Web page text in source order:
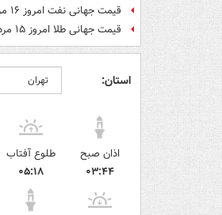
قیمت جهانی نفت امروز ۱۶ مرداد
قیمت جهانی طلا امروز ۱۵ مرداد
استان:
اذان صبح
۰۳:۴۴
طلوع آفتاب
۰۵:۱۸